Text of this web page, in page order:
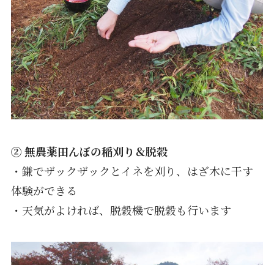
② 無農薬田んぼの稲刈り＆脱穀
・鎌でザックザックとイネを刈り、はざ木に干す
体験ができる
・天気がよければ、脱穀機で脱穀も行います